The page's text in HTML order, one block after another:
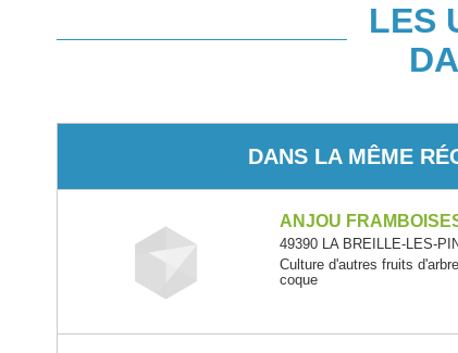
LES
DANS LA MÊME
ANJOU
49390 LA BREILLE-LES-
Culture d'autres fruits
coque